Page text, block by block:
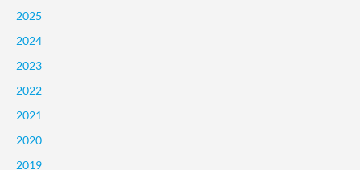
2025
2024
2023
2022
2021
2020
2019